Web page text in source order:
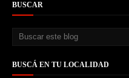
BUSCAR
BUSCÁ EN TU LOCALIDAD